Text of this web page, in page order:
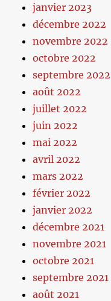
janvier 2023
décembre 2022
novembre 2022
octobre 2022
septembre 2022
août 2022
juillet 2022
juin 2022
mai 2022
avril 2022
mars 2022
février 2022
janvier 2022
décembre 2021
novembre 2021
octobre 2021
septembre 2021
août 2021